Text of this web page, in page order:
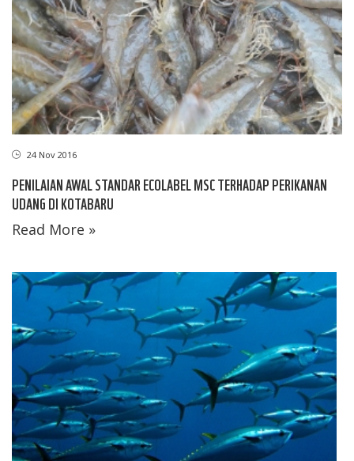
24 Nov 2016
PENILAIAN AWAL STANDAR ECOLABEL MSC TERHADAP PERIKANAN
UDANG DI KOTABARU
Read More »